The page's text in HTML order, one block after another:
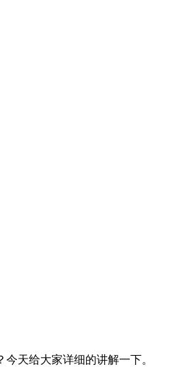
天给大家详细的讲解一下。